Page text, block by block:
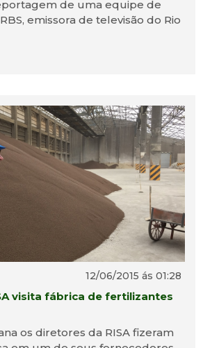
de uma equipe de
emissora de televisão do Rio
12/06/2015 ás 01:28
visita fábrica de fertilizantes
os diretores da RISA fizeram